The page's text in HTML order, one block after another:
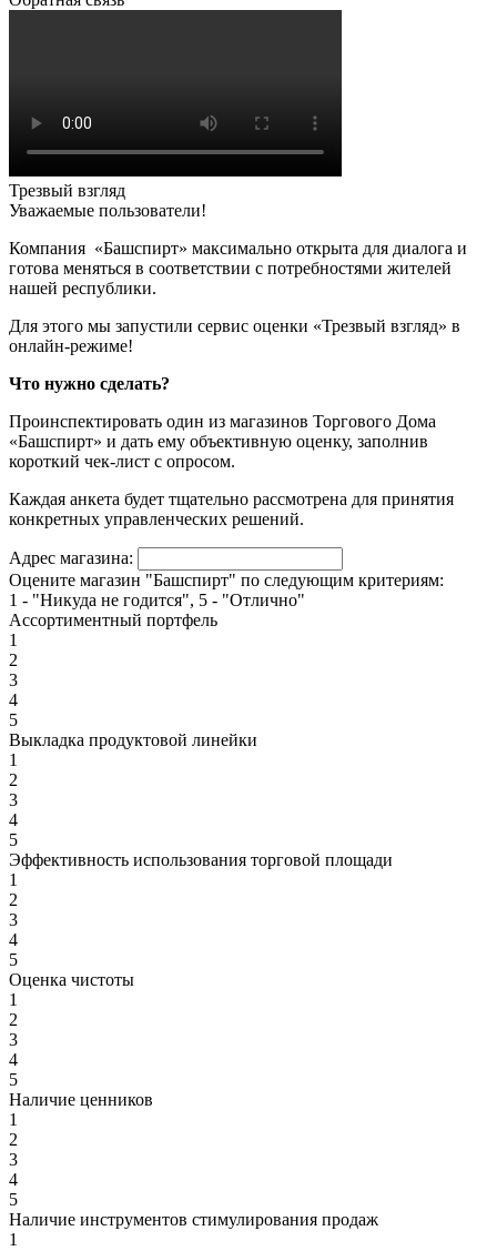
Трезвый взгляд
Уважаемые пользователи!
Компания «Башспирт» максимально открыта для диалога и
готова меняться в соответствии с потребностями жителей
нашей республики.
Для этого мы запустили сервис оценки «Трезвый взгляд» в
онлайн-режиме!
Что нужно сделать?
Проинспектировать один из магазинов Торгового Дома
«Башспирт» и дать ему объективную оценку, заполнив
короткий чек-лист с опросом.
Каждая анкета будет тщательно рассмотрена для принятия
конкретных управленческих решений.
Адрес магазина:
Оцените магазин "Башспирт" по следующим критериям:
1 - "Никуда не годится", 5 - "Отлично"
Ассортиментный портфель
1
2
3
4
5
Выкладка продуктовой линейки
1
2
3
4
5
Эффективность использования торговой площади
1
2
3
4
5
Оценка чистоты
1
2
3
4
5
Наличие ценников
1
2
3
4
5
Наличие инструментов стимулирования продаж
1